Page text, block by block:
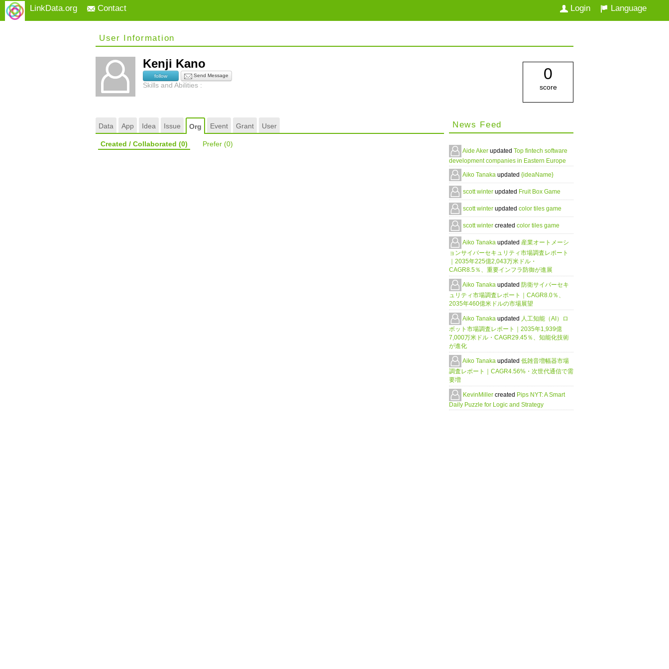
LinkData.org Contact Language
Login
User Information
Kenji Kano
follow Send Message
Skills and Abilities :
0
score
Data App Idea Issue Org Event Grant User
Created / Collaborated (0) Prefer (0)
News Feed
Aide Aker updated Top fintech software
development companies in Eastern Europe
Aiko Tanaka updated {ideaName}
scott winter updated Fruit Box Game
scott winter updated color tiles game
scott winter created color tiles game
Aiko Tanaka updated 産業オートメーシ
ョンサイバーセキュリティ市場調査レポート
｜2035年225億2,043万米ドル・
CAGR8.5％、重要インフラ防御が進展
Aiko Tanaka updated 防衛サイバーセキ
ュリティ市場調査レポート｜CAGR8.0％、
2035年460億米ドルの市場展望
Aiko Tanaka updated 人工知能（AI）ロ
ボット市場調査レポート｜2035年1,939億
7,000万米ドル・CAGR29.45％、知能化技術
が進化
Aiko Tanaka updated 低雑音増幅器市場
調査レポート｜CAGR4.56%・次世代通信で需
要増
KevinMiller created Pips NYT: A Smart
Daily Puzzle for Logic and Strategy